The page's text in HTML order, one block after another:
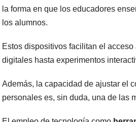
la forma en que ⁣los educadores
‌los alumnos.
Estos dispositivos facilitan el
digitales hasta​ experimentos
⁣Además, la capacidad de ajustar el
personales es, sin duda, ⁢una de las